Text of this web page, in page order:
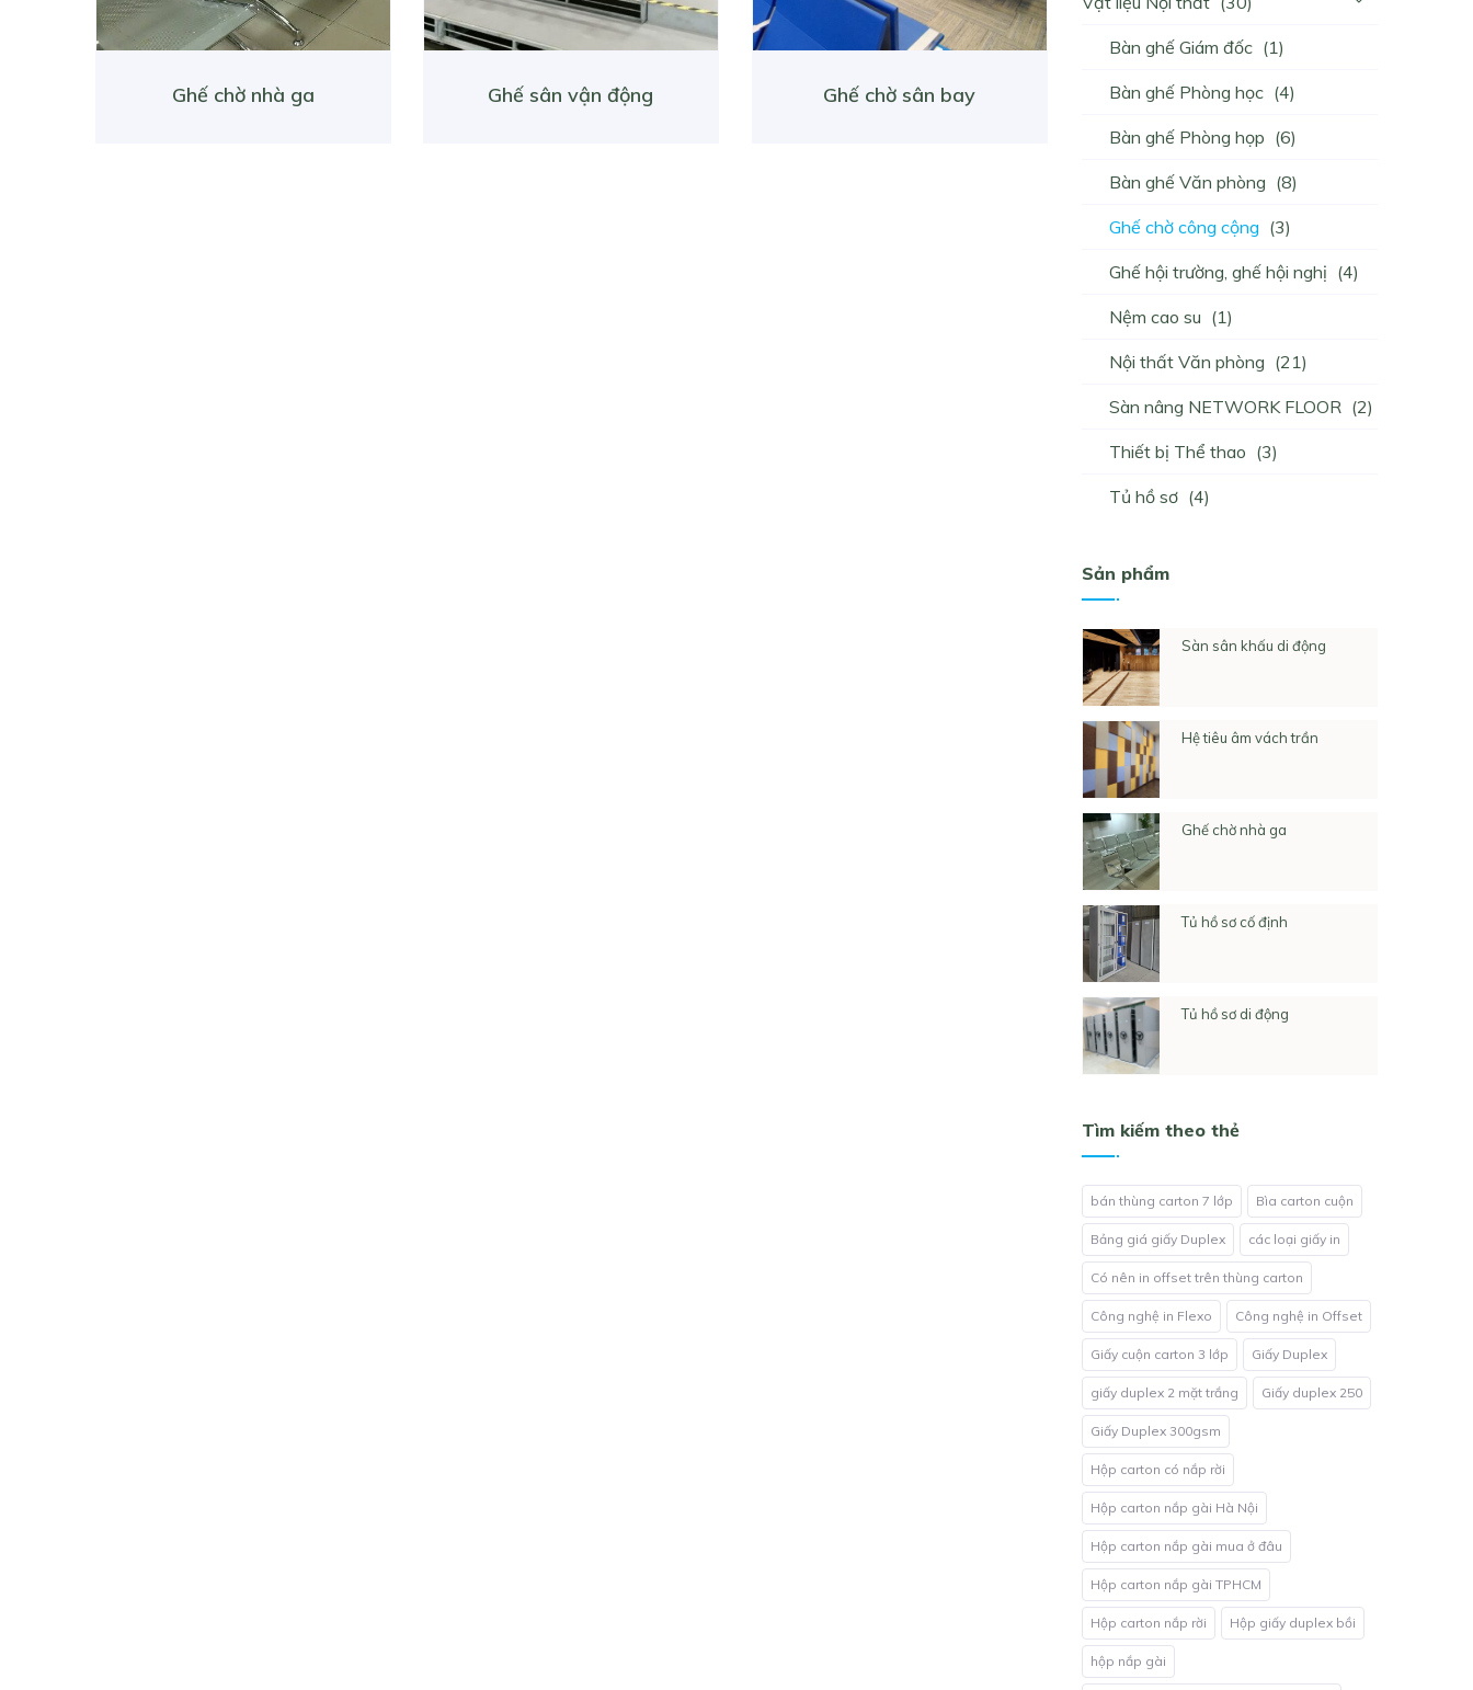
Ghế chờ nhà ga Ghế sân vận động Ghế chờ sân bay
Bàn ghế Giám đốc (1)
Bàn ghế Phòng học (4)
Bàn ghế Phòng họp (6)
Bàn ghế Văn phòng (8)
Ghế chờ công cộng (3)
Ghế hội trường, ghế hội nghị (4)
Nệm cao su (1)
Nội thất Văn phòng (21)
Sàn nâng NETWORK FLOOR (2)
Thiết bị Thể thao (3)
Tủ hồ sơ (4)
Sản phẩm
Sàn sân khấu di động
Hệ tiêu âm vách trần
Ghế chờ nhà ga
Tủ hồ sơ cố định
Tủ hồ sơ di động
Tìm kiếm theo thẻ
bán thùng carton 7 lớp Bìa carton cuộn
Bảng giá giấy Duplex các loại giấy in
Có nên in offset trên thùng carton
Công nghệ in Flexo Công nghệ in Offset
Giấy cuộn carton 3 lớp Giấy Duplex
giấy duplex 2 mặt trắng Giấy duplex 250
Giấy Duplex 300gsm
Hộp carton có nắp rời
Hộp carton nắp gài Hà Nội
Hộp carton nắp gài mua ở đâu
Hộp carton nắp gài TPHCM
Hộp carton nắp rời Hộp giấy duplex bồi
hộp nắp gài